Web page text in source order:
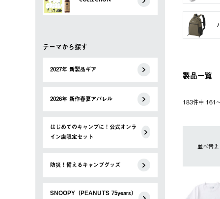
テーマから探す
2027年 新製品ギア
2026年 新作春夏アパレル
はじめてのキャンプに！公式オンラ
イン店限定セット
防災！備えるキャンプグッズ
SNOOPY（PEANUTS 75years）
製品一覧
183件中 161
並べ替え